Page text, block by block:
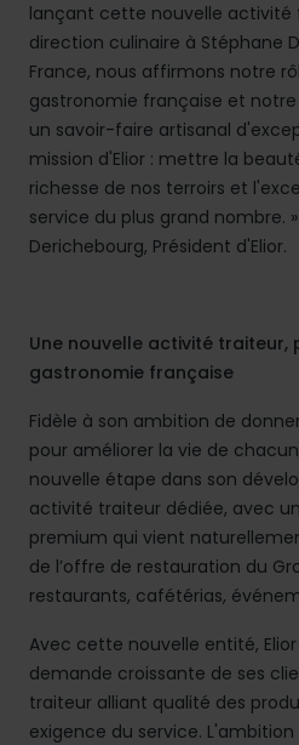
lançant cette nouvelle
direction culinaire à Stéphane
France, nous affirmons notre
gastronomie française et
un savoir-faire artisanal
mission d'Elior : mettre la
richesse de nos terroirs et
service du plus grand nombre.
Derichebourg, Président d'Elior.
Une nouvelle activité
gastronomie française
Fidèle à son ambition de
pour améliorer la vie de
nouvelle étape dans son
activité traiteur dédiée, avec
premium qui vient
de l’offre de restauration du
restaurants, cafétérias,
Avec cette nouvelle entité,
demande croissante de ses
traiteur alliant qualité des
exigence du service.